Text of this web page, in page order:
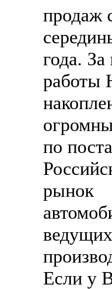
продаж
года. За
работы
по
рынок
Если у